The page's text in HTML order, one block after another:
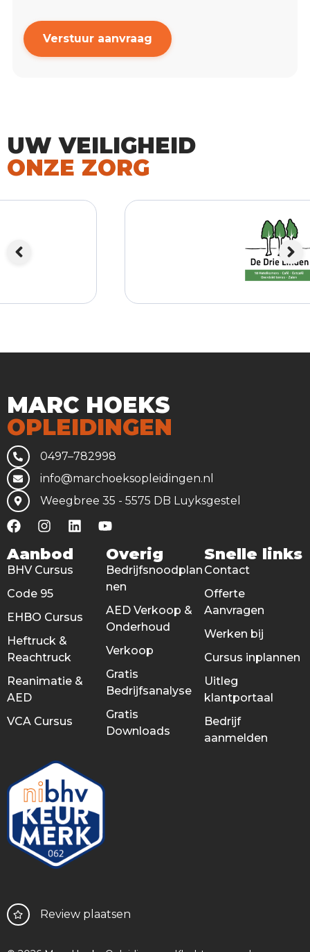
Verstuur aanvraag
UW VEILIGHEID
ONZE ZORG
MARC HOEKS
OPLEIDINGEN
0497–782998
info@marchoeksopleidingen.nl
Weegbree 35 - 5575 DB Luyksgestel
Aanbod
BHV Cursus
Code 95
EHBO Cursus
Heftruck &
Reachtruck
Reanimatie &
AED
VCA Cursus
Overig
Bedrijfsnoodplan
nen
AED Verkoop &
Onderhoud
Verkoop
Gratis
Bedrijfsanalyse
Gratis
Downloads
Snelle links
Contact
Offerte
Aanvragen
Werken bij
Cursus inplannen
Uitleg
klantportaal
Bedrijf
aanmelden
Review plaatsen